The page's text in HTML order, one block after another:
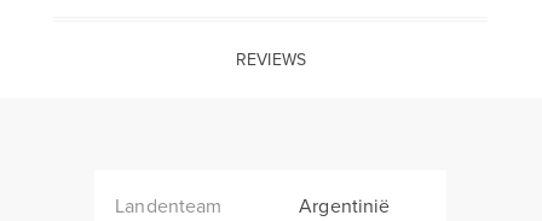
REVIEWS
Landenteam Argentinië